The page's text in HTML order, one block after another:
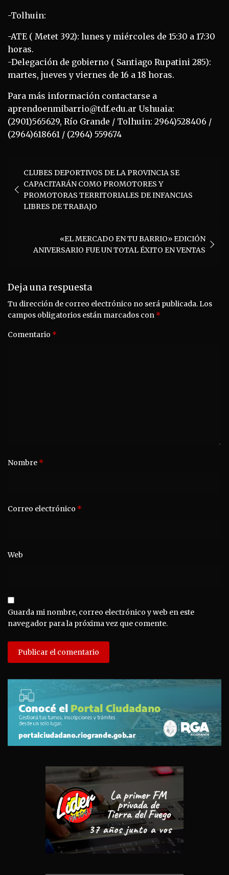
-Tolhuin:
-ATE ( Metet 392): lunes y miércoles de 15:30 a 17:30
horas.
-Delegación de gobierno ( Santiago Rupatini 285):
martes, jueves y viernes de 16 a 18 horas.
Para más información contactarse a
aprendoenmibarrio@tdf.edu.ar Ushuaia:
(2901)565629, Río Grande / Tolhuin: 2964)528406 /
(2964)618661 / (2964) 559674
entradas
CLUBES DEPORTIVOS DE LA PROVINCIA SE
CAPACITARÁN COMO PROMOTORES Y
PROMOTORAS TERRITORIALES DE INFANCIAS
LIBRES DE TRABAJO
«EL MERCADO EN TU BARRIO» EDICIÓN
ANIVERSARIO FUE UN TOTAL ÉXITO EN VENTAS
Deja una respuesta
Tu dirección de correo electrónico no será publicada.Los
campos obligatorios están marcados con *
Comentario *
Nombre *
Correo electrónico *
Web
Guarda mi nombre, correo electrónico y web en este
navegador para la próxima vez que comente.